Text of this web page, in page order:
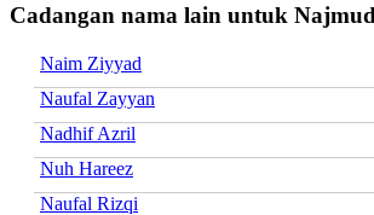
Cadangan nama lain untuk
Naim Ziyyad
Naufal Zayyan
Nadhif Azril
Nuh Hareez
Naufal Rizqi